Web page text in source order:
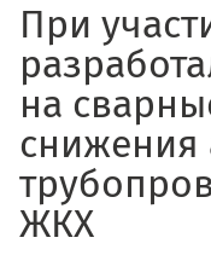
При
на
снижения
ЖКХ